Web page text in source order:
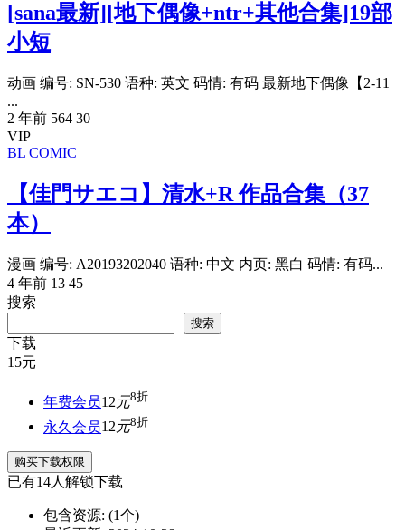
[sana最新][地下偶像+ntr+其他合集]19部
小短
动画 编号: SN-530 语种: 英文 码情: 有码 最新地下偶像【2-11
...
2 年前 564 30
VIP
BL COMIC
【佳門サエコ】清水+R 作品合集（37
本）
漫画 编号: A20193202040 语种: 中文 内页: 黑白 码情: 有码...
4 年前 13 45
搜索
搜索
下载
15元
年费会员12 元8折
永久会员12元8折
购买下载权限
已有14人解锁下载
包含资源: (1个)